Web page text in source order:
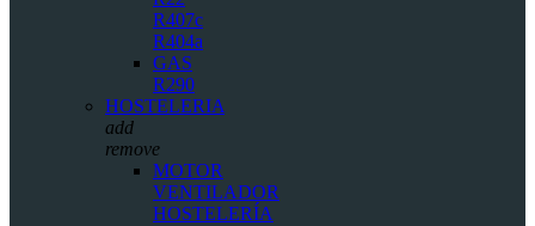
R407c
R404a
GAS
R290
HOSTELERIA
add
remove
MOTOR
VENTILADOR
HOSTELERÍA